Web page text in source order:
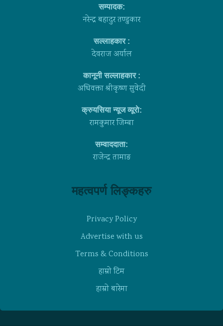
सम्पादक:
नरेन्द्र बहादुर तण्डुकार
सल्लाहकार :
देवराज अर्याल
कानूनी सल्लाहकार :
अधिवक्ता श्रीकृष्ण सुवेदी
क्रुयसिया न्यूज व्यूराे:
रामकुमार जिम्बा
सम्वाददाता:
राजेन्द्र तामाङ
महत्वपर्ण लिङ्कहरु
Privacy Policy
Advertise with us
Terms & Conditions
हाम्राे टिम
हाम्राे बारेमा